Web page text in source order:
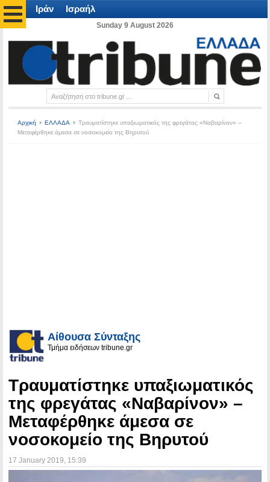
Ιράν Ισραήλ
Sunday 9 August 2026
Αρχική ΕΛΛΑΔΑ
Τραυματίστηκε υπαξιωματικός της φρεγάτας «Ναβαρίνον» –
Μεταφέρθηκε άμεσα σε νοσοκομείο της Βηρυτού
Αίθουσα Σύνταξης
Τμήμα ειδήσεων tribune.gr
Τραυματίστηκε υπαξιωματικός
της φρεγάτας «Ναβαρίνον» –
Μεταφέρθηκε άμεσα σε
νοσοκομείο της Βηρυτού
17 January 2019 , 15:39